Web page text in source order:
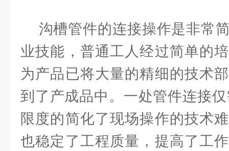
沟槽管件的连接操作是非常
业技能，普通工人经过简单的
为产品已将大量的精细的技术
到了产成品中。一处管件连接
限度的简化了现场操作的技术
也稳定了工程质量，提高了工